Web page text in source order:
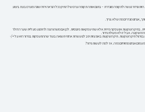
וגידור נעשה לתקופה מוגדרת – בתום אותה תקופה ערכו של התיק ככל הנראה יהיה שונה מערכו בעת ביצוע
אנחנו מגדרים מה שלא צריך.
בתיק השקעות אין עסקה פיזית אלא שתי עסקאות פיננסיות. לכן אם משהו רוצה להימנע מעליית שער הדולר
תיק השקעות. תיק השקעות באופציות יניב לנו עשרות אחוזי תשואה בעוד שההתעסקות בגידור היא על +/-
אנחנו מרוויחים מזה. אז למה לעשות גידור?